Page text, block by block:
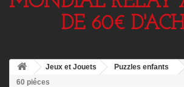
DE 60€
Jeux et Jouets Puzzles enfants
60 piéces